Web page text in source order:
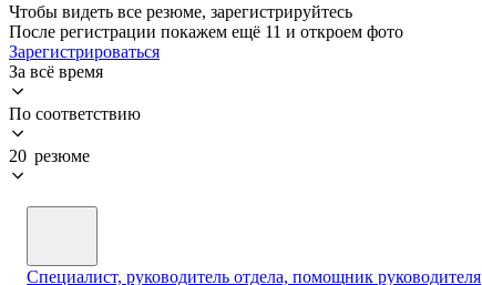
Чтобы видеть все резюме, зарегистрируйтесь
После регистрации покажем ещё 11 и откроем фото
Зарегистрироваться
За всё время
По соответствию
20 резюме
Специалист, руководитель отдела, помощник руководителя